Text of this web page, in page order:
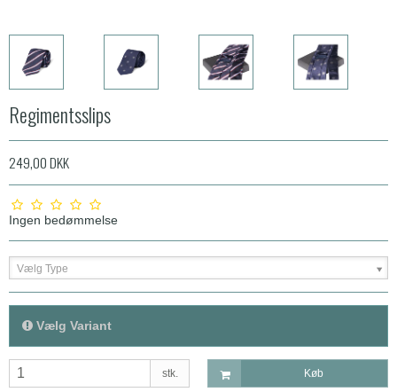
Regimentsslips
249,00 DKK
Ingen bedømmelse
Vælg Type
Vælg Variant
stk. Køb